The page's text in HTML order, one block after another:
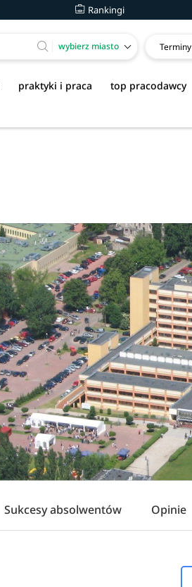
Rankingi
wybierz miasto Terminy
praktyki i praca top pracodawcy
Sukcesy absolwentów Opinie